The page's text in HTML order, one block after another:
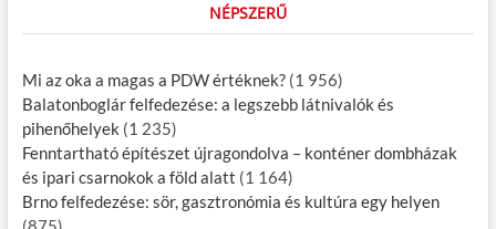
NÉPSZERŰ
Mi az oka a magas a PDW értéknek? (1 956)
Balatonboglár felfedezése: a legszebb látnivalók és
pihenőhelyek (1 235)
Fenntartható építészet újragondolva – konténer dombházak
és ipari csarnokok a föld alatt (1 164)
Brno felfedezése: sör, gasztronómia és kultúra egy helyen